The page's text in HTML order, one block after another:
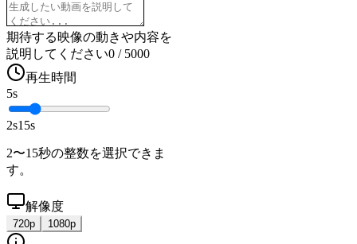
期待する映像の動きや内容を
説明してください0 / 5000
再生時間
5s
2s15s
2〜15秒の整数を選択できま
す。
解像度
720p 1080p